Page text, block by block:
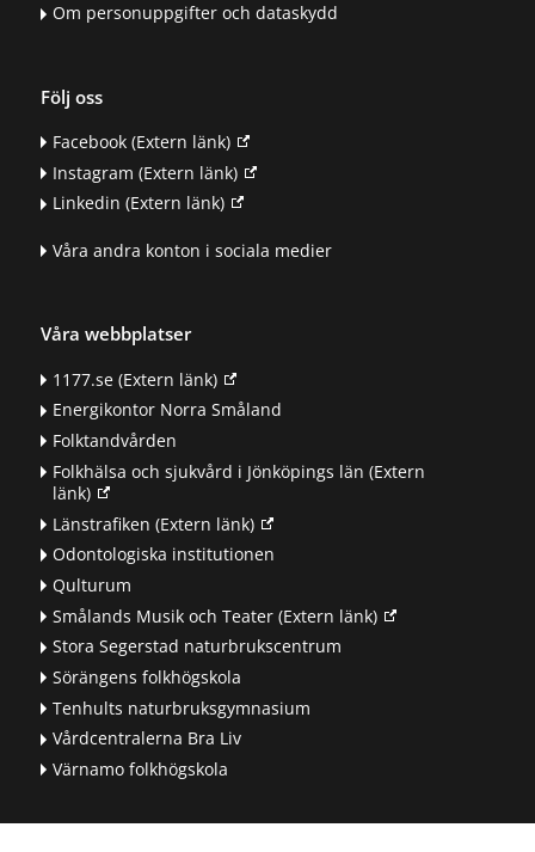
Om personuppgifter och dataskydd
Följ oss
Facebook(Extern länk)
Instagram (Extern länk)
Linkedin (Extern länk)
Våra andra konton i sociala medier
Våra webbplatser
1177.se(Extern länk)
Energikontor Norra Småland
Folktandvården
Folkhälsa och sjukvård i Jönköpings län (Extern
länk)
Länstrafiken (Extern länk)
Odontologiska institutionen
Qulturum
Smålands Musik och Teater(Extern länk)
Stora Segerstad naturbrukscentrum
Sörängens folkhögskola
Tenhults naturbruksgymnasium
Vårdcentralerna Bra Liv
Värnamo folkhögskola